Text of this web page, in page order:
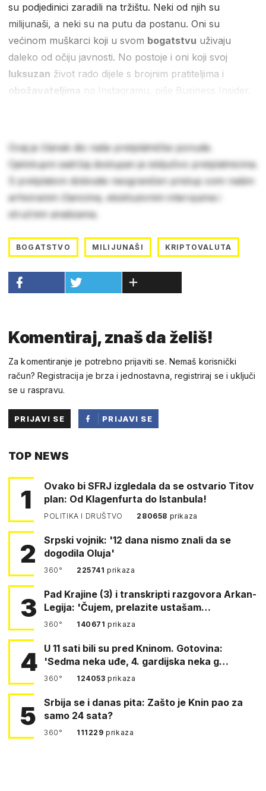
su podjedinici zaradili na tržištu. Neki od njih su
milijunaši, a neki su na putu da postanu. Oni su
većinom muškarci koji u svom bogatstvu uživaju
daleko od očiju javnosti. No postoje i oni koji svoj
luksuzan život rado dijele s brojnim pratiteljima i
obožavateljima
na Instagramu, piše Business Insider.
Ovaj je članak dio naše pretplatničke ponude.
Cjelokupni sadržaj dostupan je isključivo pretplatnicima.
S pretplatom dobivate neograničen pristup svim našim
arhiviranim člancima, ekskluzivnim intervjuima i
stručnim analizama.
BOGATSTVO MILIJUNAŠI KRIPTOVALUTA
Komentiraj, znaš da želiš!
Za komentiranje je potrebno prijaviti se. Nemaš korisnički
račun? Registracija je brza i jednostavna, registriraj se i uključi
se u raspravu.
PRIJAVI SE
PRIJAVI SE
TOP NEWS
1
Ovako bi SFRJ izgledala da se ostvario Titov
plan: Od Klagenfurta do Istanbula!
POLITIKA I DRUŠTVO 280658 prikaza
2
Srpski vojnik: '12 dana nismo znali da se
dogodila Oluja'
360° 225741prikaza
3
Pad Krajine (3) i transkripti razgovora Arkan-
Legija: 'Čujem, prelazite ustašam…
360° 140671prikaza
4 U 11 sati bili su pred Kninom. Gotovina:
'Sedma neka uđe, 4. gardijska neka g…
360° 124053prikaza
5
Srbija se i danas pita: Zašto je Knin pao za
samo 24 sata?
360° 111229prikaza